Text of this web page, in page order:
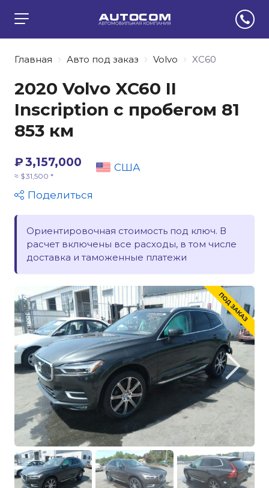
Главная Авто под заказ Volvo XC60
2020 Volvo XC60 II
Inscription с пробегом 81
853 км
₽ 3,157,000
≈ $ 31,500 *
США
Поделиться
Ориентировочная стоимость под ключ. В
расчет включены все расходы, в том числе
доставка и таможенные платежи